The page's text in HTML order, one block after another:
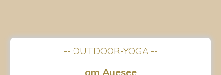
-- OUTDOOR-YOGA --
am Auesee